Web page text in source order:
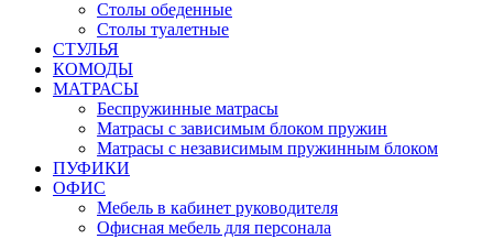
Столы обеденные
Столы туалетные
СТУЛЬЯ
КОМОДЫ
МАТРАСЫ
Беспружинные матрасы
Матрасы с зависимым блоком пружин
Матрасы с независимым пружинным блоком
ПУФИКИ
ОФИС
Мебель в кабинет руководителя
Офисная мебель для персонала